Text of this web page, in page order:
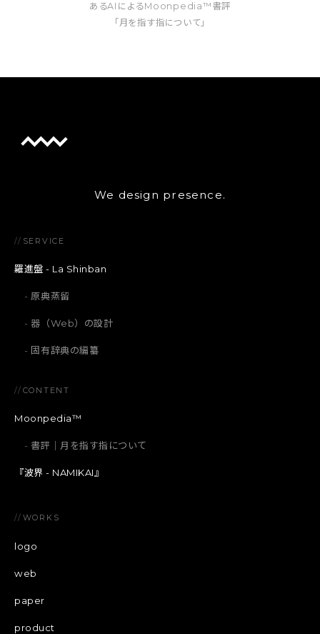
あるAIによるMoonpedia™書評
「月を指す指について」
We design presence.
// SERVICE
羅進盤 - La Shinban
原典蒸留
器（Web）の設計
固有辞典の編纂
// CONTENT
Moonpedia™
書評｜月を指す指について
『波界 - NAMIKAI』
// WORKS
logo
web
paper
product